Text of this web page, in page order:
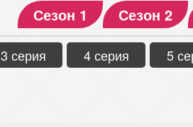
Сезон 1 Сезон 2
3 серия 4 серия 5